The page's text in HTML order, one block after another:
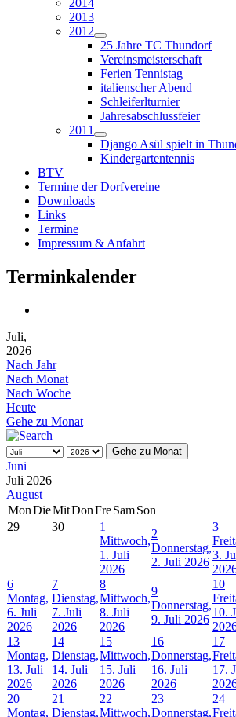
2014
2013
2012
25 Jahre TC Thundorf
Vereinsmeisterschaft
Ferien Tennistag
italienscher Abend
Schleiferlturnier
Jahresabschlussfeier
2011
Django Asül spielt in
Kindergartentennis
BTV
Termine der Dorfvereine
Downloads
Links
Termine
Impressum & Anfahrt
Terminkalender
Juli,
2026
Nach Jahr
Nach Monat
Nach Woche
Heute
Gehe zu Monat
Gehe zu Monat
Juni
Juli 2026
August
MonDieMitDonFreSamSon
29
30
1
Mittwoch,
1. Juli
2026
2
Donnerstag,
2. Juli 2026
3
3.
6
Montag,
6. Juli
2026
7
Dienstag,
7. Juli
2026
8
Mittwoch,
8. Juli
2026
9
Donnerstag,
9. Juli 2026
10
10.
13
Montag,
13. Juli
2026
14
Dienstag,
14. Juli
2026
15
Mittwoch,
15. Juli
2026
16
Donnerstag,
16. Juli
2026
17
17.
20
Montag,
21
Dienstag,
22
Mittwoch,
23
Donnerstag,
24